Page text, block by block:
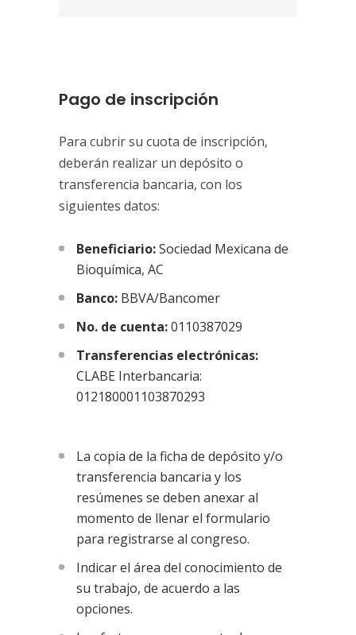
Pago de inscripción
Para cubrir su cuota de inscripción,
deberán realizar un depósito o
transferencia bancaria, con los
siguientes datos:
Beneficiario:Sociedad Mexicana de
Bioquímica, AC
Banco: BBVA/Bancomer
No. de cuenta:0110387029
Transferencias electrónicas:
CLABE Interbancaria:
012180001103870293
La copia de la ficha de depósito y/o
transferencia bancaria y los
resúmenes se deben anexar al
momento de llenar el formulario
para registrarse al congreso.
Indicar el área del conocimiento de
su trabajo, de acuerdo a las
opciones.